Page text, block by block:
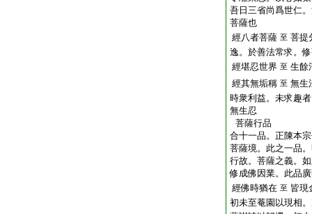
吾日三省尚爲世仁
菩薩也
經八者菩薩 至 菩提
逸。於善法常求。
經堪忍世界 至 生餘
經其無垢稱 至 無生
時衆利益。未求趣
無生忍
菩薩行品
合十一品。正陳本
菩薩境。此之一品
行故。菩薩之義。
修成佛因業。此品
經佛時猶在 至 皆
初未至菴園以現相